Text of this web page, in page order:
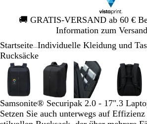
🚚 GRATIS-VERSAND ab 60 €
Information zum Versand
Galeriebild
1
Startseite Individuelle Kleidung und
Rucksäcke
Vergrößer-/verkleinerbares
Bild
Zoom
auf
Klicken
zum
Verwenden
Sie
Tasten
+
und
Vergrößer-/verkleinerbares
Bild
Zoom
auf
Minimum
Klicken
zum
Vergrößern
Verwenden
Sie
Tasten
+
und
Vergrößer-/
Bild
Zoom
auf
Minimum
Klicken
zum
Vergrößern
Verwenden
Sie
die
Tasten
+
und
Bild
Zoom
auf
zum
Sie
die
Tasten
+
und
Galeriebild
von
Samsonite® Securipak 2.0 - 17".3
Setzen Sie auch unterwegs auf